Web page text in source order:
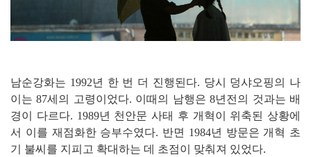
남순강화는 1992년 한 번 더 진행된다. 당시 덩샤오핑의 나
이는 87세의 고령이었다. 이때의 남행은 8년전의 것과는 배
경이 다르다. 1989년 천안문 사태 후 개혁이 위축된 상황에
서 이를 재점화한 승부수였다. 반면 1984년 방문은 개혁 초
기 불씨를 지피고 확대하는 데 초점이 맞춰져 있었다.